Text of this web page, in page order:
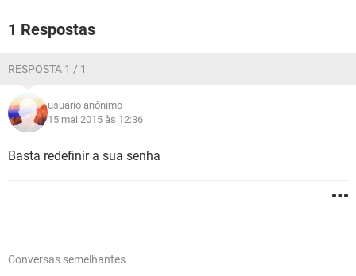
1 Respostas
RESPOSTA 1 / 1
usuário anônimo
15 mai 2015 às 12:36
Basta redefinir a sua senha
Conversas semelhantes